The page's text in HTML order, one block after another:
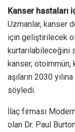
Kanser hastaları
Uzmanlar, kanser
için geliştirilecek
kurtarılabileceğini
kanser, otoimmün,
aşıların 2030
söyledi.
İlaç firması
olan Dr. Paul